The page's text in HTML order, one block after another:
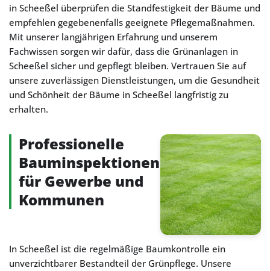
in Scheeßel überprüfen die Standfestigkeit der Bäume und
empfehlen gegebenenfalls geeignete Pflegemaßnahmen.
Mit unserer langjährigen Erfahrung und unserem
Fachwissen sorgen wir dafür, dass die Grünanlagen in
Scheeßel sicher und gepflegt bleiben. Vertrauen Sie auf
unsere zuverlässigen Dienstleistungen, um die Gesundheit
und Schönheit der Bäume in Scheeßel langfristig zu
erhalten.
Professionelle
Bauminspektionen
für Gewerbe und
Kommunen
In Scheeßel ist die regelmäßige Baumkontrolle ein
unverzichtbarer Bestandteil der Grünpflege. Unsere